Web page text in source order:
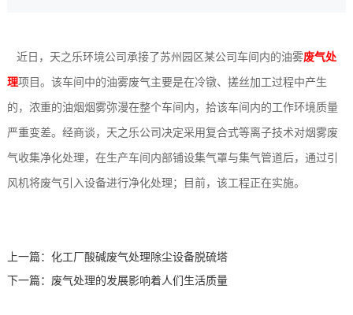
设
备
例
动
态
系
我
们
近日，天之乐环境公司承接了苏州园区某公司车间内的油雾废气处
理项目。该车间中的油雾废气主要是在冷镦、搓丝加工过程中产生
的，浓重的油烟烟雾弥漫在整个车间内，拾该车间内的工作环境质量
严重变差。经商谈，天之乐公司决定采用复合式等离子技术对烟雾废
气收集净化处理，在生产车间内部铺设集气罩与集气管道后，通过引
风机将废气引入设备进行净化处理；目前，该工程正在实施。
上一篇： 化工厂酸碱废气处理除尘设备脱硫塔
下一篇： 废气处理的发展影响着人们生活质量